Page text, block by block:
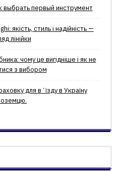
выбрать первый инструмент
якість, стиль і надійність —
лінійки
чому це вигідніше і як не
з вибором
для вʼїзду в Україну